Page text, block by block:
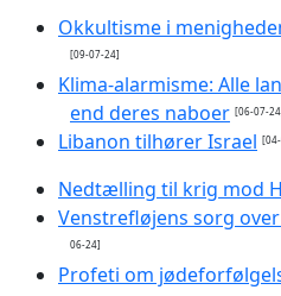
Okkultisme i
[09-07-24]
Klima-alarmisme: Alle
end deres naboer [06-07-
Libanon tilhører Israel
Nedtælling til krig mod
Venstrefløjens sorg
06-24]
Profeti om